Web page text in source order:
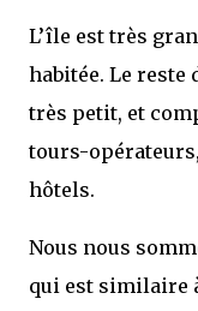
L’île est très
habitée. Le reste
très petit, et
tours-
hôtels.
Nous nous
qui est similaire